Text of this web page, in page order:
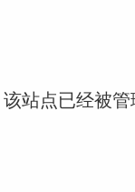
站点已经被